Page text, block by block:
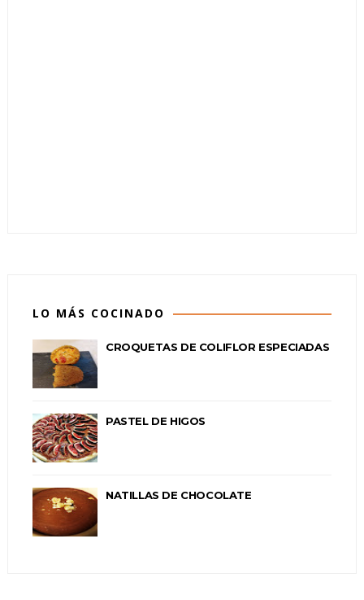
LO MÁS COCINADO
CROQUETAS DE COLIFLOR ESPECIADAS
PASTEL DE HIGOS
NATILLAS DE CHOCOLATE